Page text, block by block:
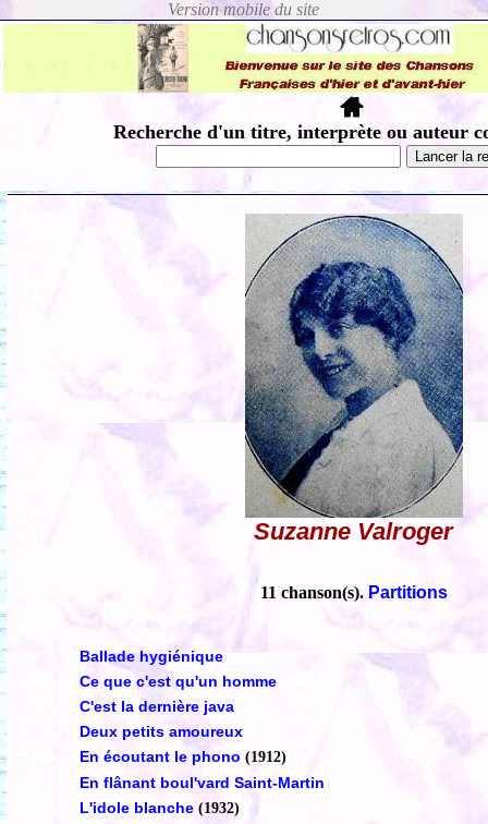
Recherche d'un titre, interprète ou auteur
Suzanne Valroger
11 chanson(s). Partitions
Ballade hygiénique
Ce que c'est qu'un homme
C'est la dernière java
Deux petits amoureux
En écoutant le phono (1912)
En flânant boul'vard Saint-Martin
L'idole blanche (1932)